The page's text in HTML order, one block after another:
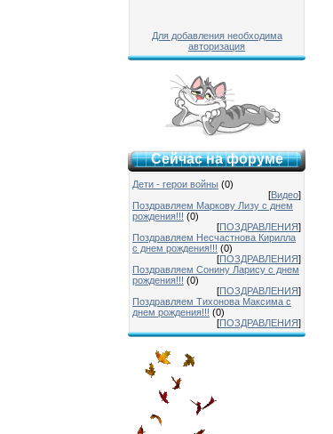
Для добавления необходима
авторизация
Сейчас на форуме
Дети - герои войны (0)
[Видео]
Поздравляем Маркову Лизу с днем
рождения!!! (0)
[ПОЗДРАВЛЕНИЯ]
Поздравляем Несчастнова Кирилла
с днем рождения!!! (0)
[ПОЗДРАВЛЕНИЯ]
Поздравляем Сонину Ларису с днем
рождения!!! (0)
[ПОЗДРАВЛЕНИЯ]
Поздравляем Тихонова Максима с
днем рождения!!! (0)
[ПОЗДРАВЛЕНИЯ]